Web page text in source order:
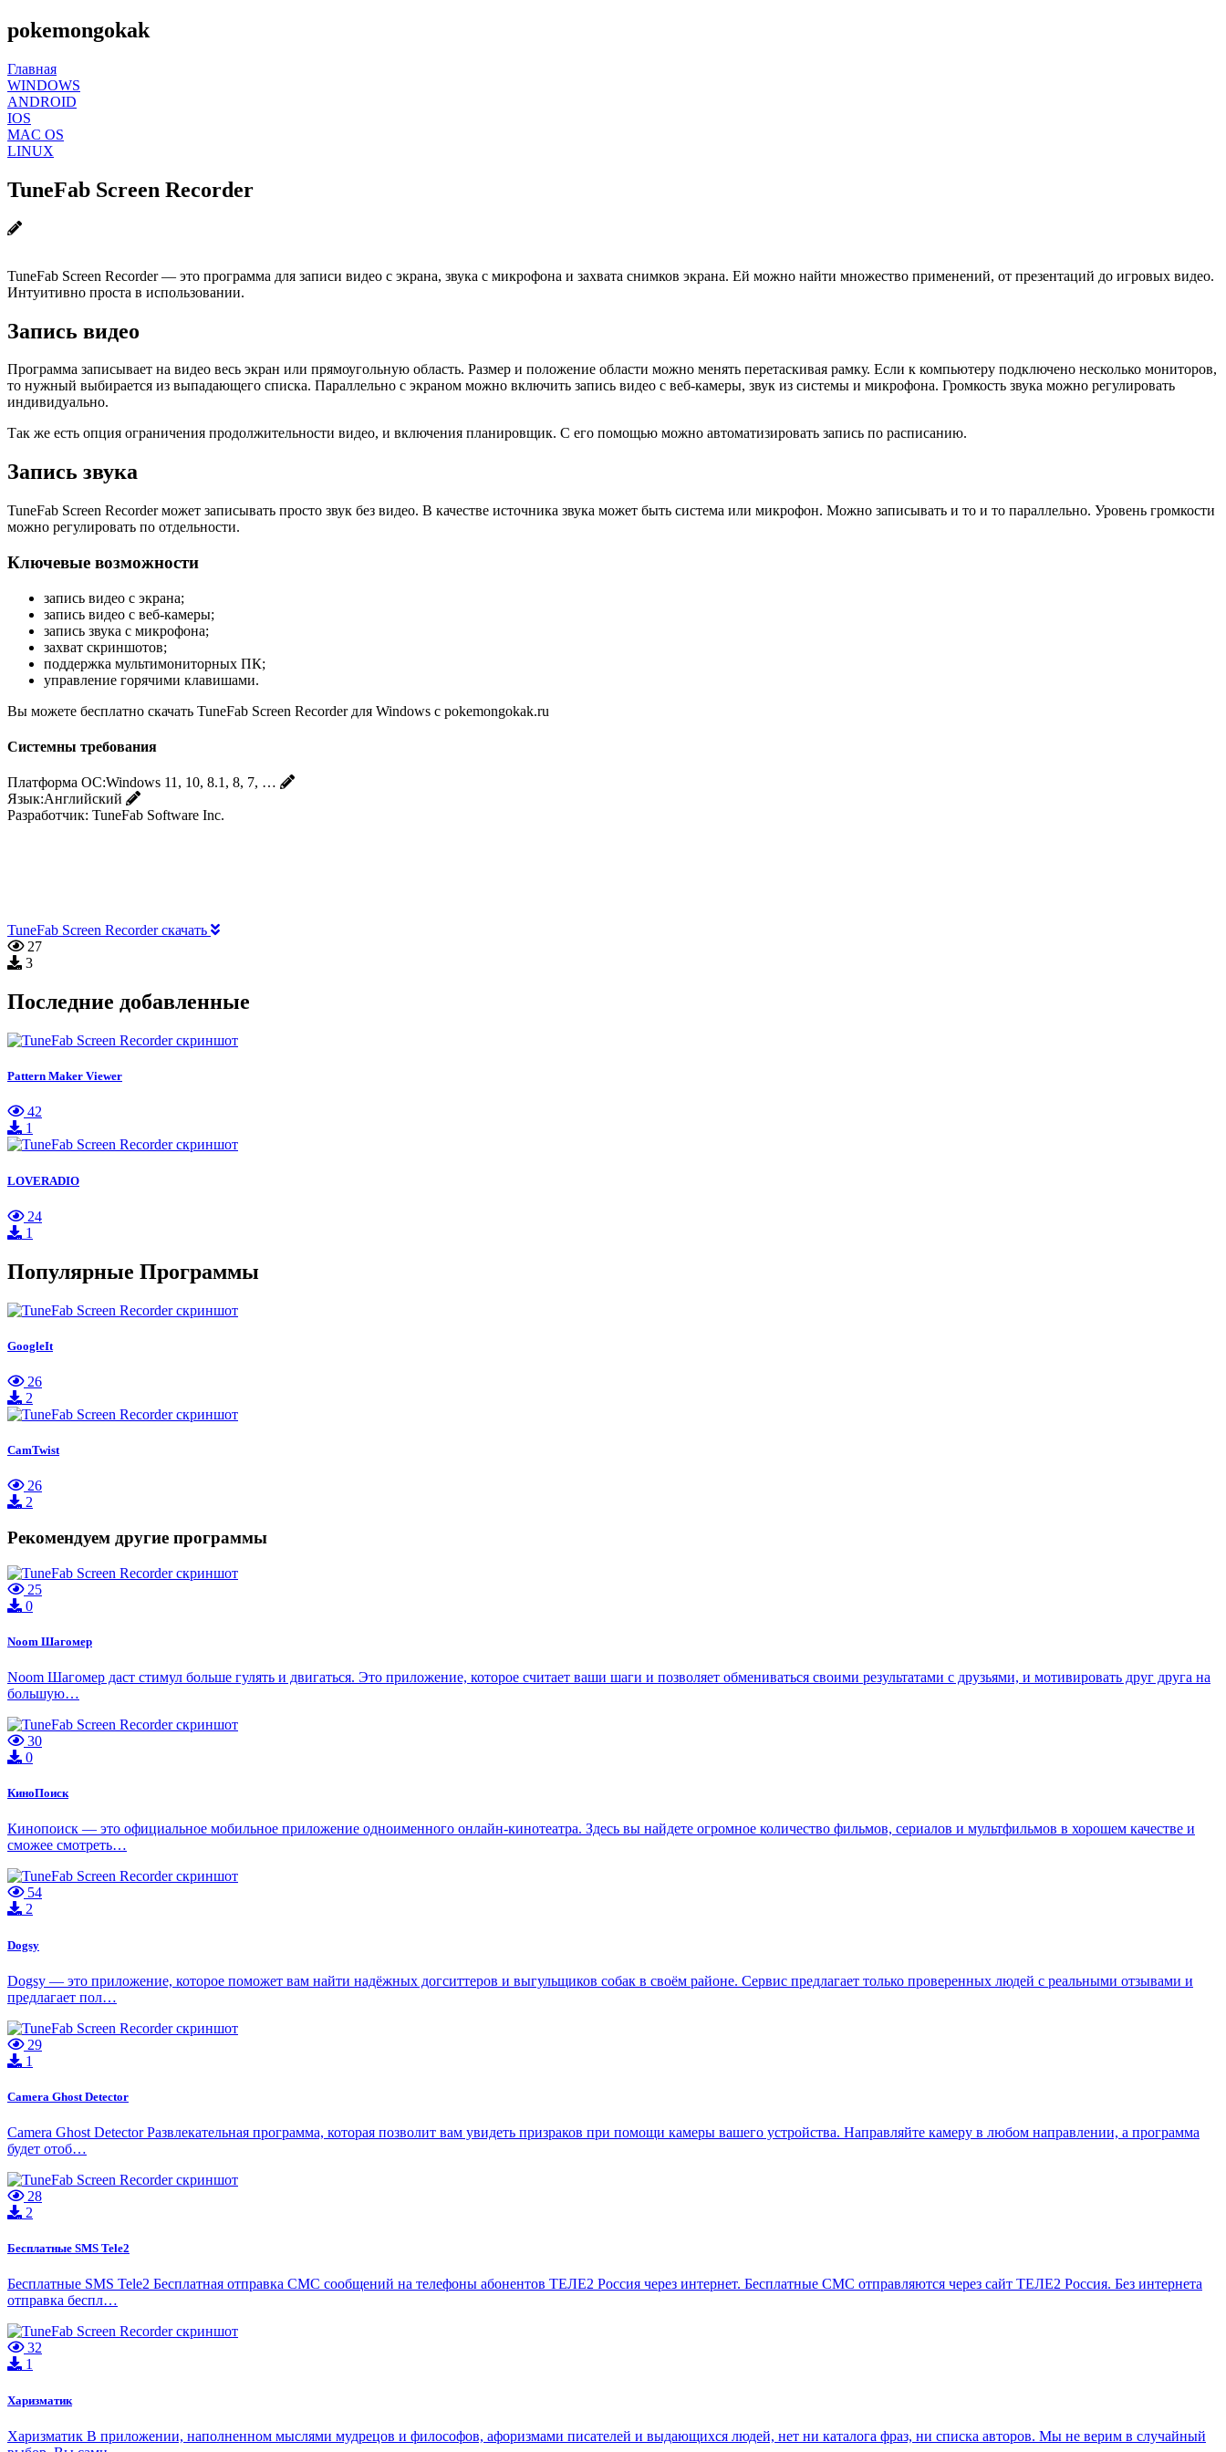
pokemongokak
Главная
WINDOWS
ANDROID
IOS
MAC OS
LINUX
TuneFab Screen Recorder
TuneFab Screen Recorder — это программа для записи видео с экрана, звука с микрофона и захвата снимков экрана. Ей можно найти множество применений, от презентаций до игровых видео.
Интуитивно проста в использовании.
Запись видео
Программа записывает на видео весь экран или прямоугольную область. Размер и положение области можно менять перетаскивая рамку. Если к компьютеру подключено несколько мониторов,
то нужный выбирается из выпадающего списка. Параллельно с экраном можно включить запись видео с веб-камеры, звук из системы и микрофона. Громкость звука можно регулировать
индивидуально.
Так же есть опция ограничения продолжительности видео, и включения планировщик. С его помощью можно автоматизировать запись по расписанию.
Запись звука
TuneFab Screen Recorder может записывать просто звук без видео. В качестве источника звука может быть система или микрофон. Можно записывать и то и то параллельно. Уровень громкости
можно регулировать по отдельности.
Ключевые возможности
запись видео с экрана;
запись видео с веб-камеры;
запись звука с микрофона;
захват скриншотов;
поддержка мультимониторных ПК;
управление горячими клавишами.
Вы можете бесплатно скачать TuneFab Screen Recorder для Windows с pokemongokak.ru
Системны требования
Платформа ОС:Windows 11, 10, 8.1, 8, 7, …
Язык:Английский
Разработчик: TuneFab Software Inc.
TuneFab Screen Recorder скачать
27
3
Последние добавленные
Pattern Maker Viewer
42
1
LOVERADIO
24
1
Популярные Программы
GoogleIt
26
2
CamTwist
26
2
Рекомендуем другие программы
25
0
Noom Шагомер
Noom Шагомер даст стимул больше гулять и двигаться. Это приложение, которое считает ваши шаги и позволяет обмениваться своими результатами с друзьями, и мотивировать друг друга на
большую…
30
0
КиноПоиск
Кинопоиск — это официальное мобильное приложение одноименного онлайн-кинотеатра. Здесь вы найдете огромное количество фильмов, сериалов и мультфильмов в хорошем качестве и
сможее смотреть…
54
2
Dogsy
Dogsy — это приложение, которое поможет вам найти надёжных догситтеров и выгульщиков собак в своём районе. Сервис предлагает только проверенных людей с реальными отзывами и
предлагает пол…
29
1
Camera Ghost Detector
Camera Ghost Detector Развлекательная программа, которая позволит вам увидеть призраков при помощи камеры вашего устройства. Направляйте камеру в любом направлении, а программа
будет отоб…
28
2
Бесплатные SMS Tele2
Бесплатные SMS Tele2 Бесплатная отправка СМС сообщений на телефоны абонентов ТЕЛЕ2 Россия через интернет. Бесплатные СМС отправляются через сайт ТЕЛЕ2 Россия. Без интернета
отправка беспл…
32
1
Харизматик
Харизматик В приложении, наполненном мыслями мудрецов и философов, афоризмами писателей и выдающихся людей, нет ни каталога фраз, ни списка авторов. Мы не верим в случайный